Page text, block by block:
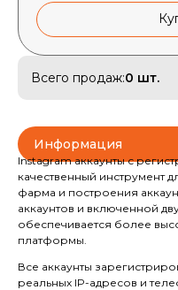
Всего продаж:0 шт.
Информация
Instagram аккаунты с
качественный инструмент
фарма и построения
аккаунтов и включенной
обеспечивается более
платформы.
Все аккаунты
реальных IP-адресов и